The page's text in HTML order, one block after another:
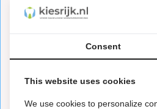
compacte borstelkop die goed
reinigen. Waar jij ook maar
Curaprox Implantaat
tandsteen en andere
Consent
This website uses cookies
We use cookies to personalize